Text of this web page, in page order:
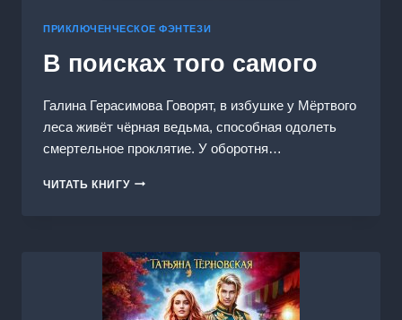
ПРИКЛЮЧЕНЧЕСКОЕ ФЭНТЕЗИ
В поисках того самого
Галина Герасимова Говорят, в избушке у Мёртвого
леса живёт чёрная ведьма, способная одолеть
смертельное проклятие. У оборотня…
ЧИТАТЬ КНИГУВ